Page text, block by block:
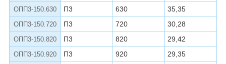
ОПП3-150.630 П3 630 35,35
ОПП3-150.720 П3 720 30,28
ОПП3-150.820 П3 820 29,42
ОПП3-150.920 П3 920 29,35